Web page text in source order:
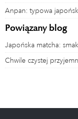
Anpan: typowa
Powiązany blog
Japońska matcha:
Chwile czystej